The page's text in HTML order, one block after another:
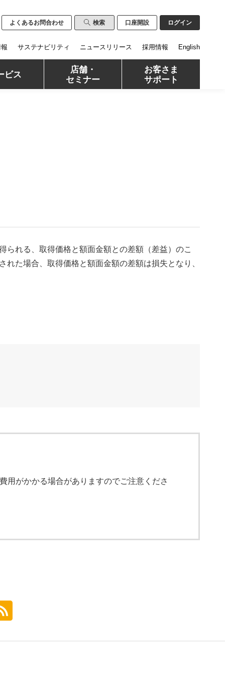
よくあるお問合わせ 検索 口座開設 ログイン
ビス
店舗・
セミナー
お客さま
サポート
サステナビリティ ニュースリリース 採用情報 English
られる、取得価格と額面金額との差額（差益）のこ
た場合、取得価格と額面金額の差額は損失となり、
用がかかる場合がありますのでご注意くださ